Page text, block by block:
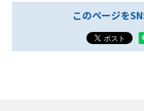
このページを